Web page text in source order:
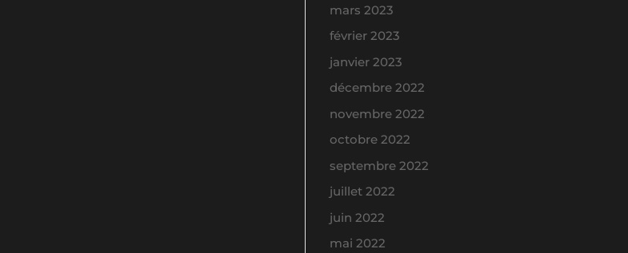
mars 2023
février 2023
janvier 2023
décembre 2022
novembre 2022
octobre 2022
septembre 2022
juillet 2022
juin 2022
mai 2022